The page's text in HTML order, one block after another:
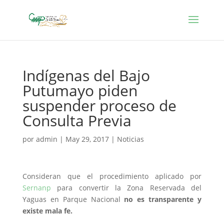
Indígenas del Bajo
Putumayo piden
suspender proceso de
Consulta Previa
por admin | May 29, 2017| Noticias
Consideran que el procedimiento aplicado por
Sernanp para convertir la Zona Reservada del
Yaguas en Parque Nacional no es transparente y
existe mala fe.